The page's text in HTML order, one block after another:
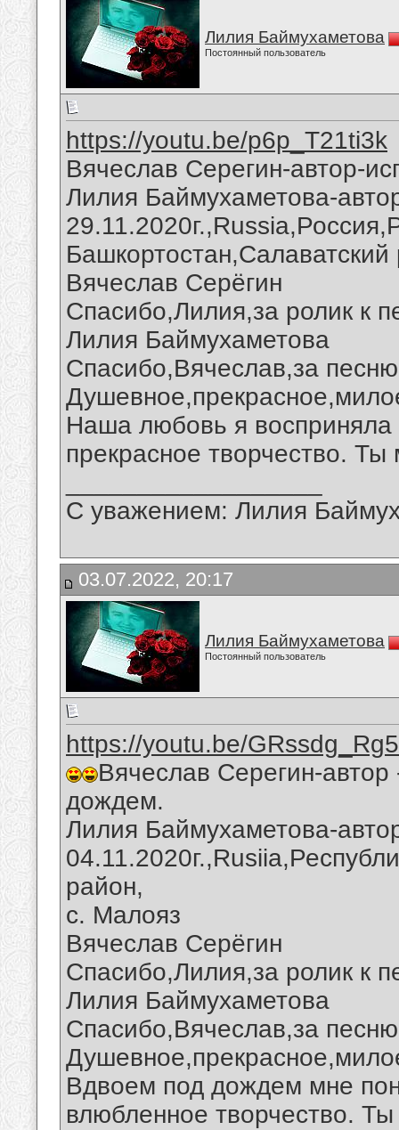
Лилия Баймухаметова
Постоянный пользователь
https://youtu.be/p6p_T21ti3k
Вячеслав Серегин-автор-
Лилия Баймухаметова-
Вячеслав Серёгин
Спасибо,Лилия,за ролик к
Лилия Баймухаметова
Спасибо,Вячеслав,за
Наша любовь я
прекрасное творчество.
С уважением: Лилия
03.07.2022, 20:17
Лилия Баймухаметова
Постоянный пользователь
https://youtu.be/
Вячеслав Серегин-
дождем.
Лилия Баймухаметова-
район,
с. Малояз
Вячеслав Серёгин
Спасибо,Лилия,за ролик к
Лилия Баймухаметова
Спасибо,Вячеслав,за
Вдвоем под дождем мне
влюбленное творчество.